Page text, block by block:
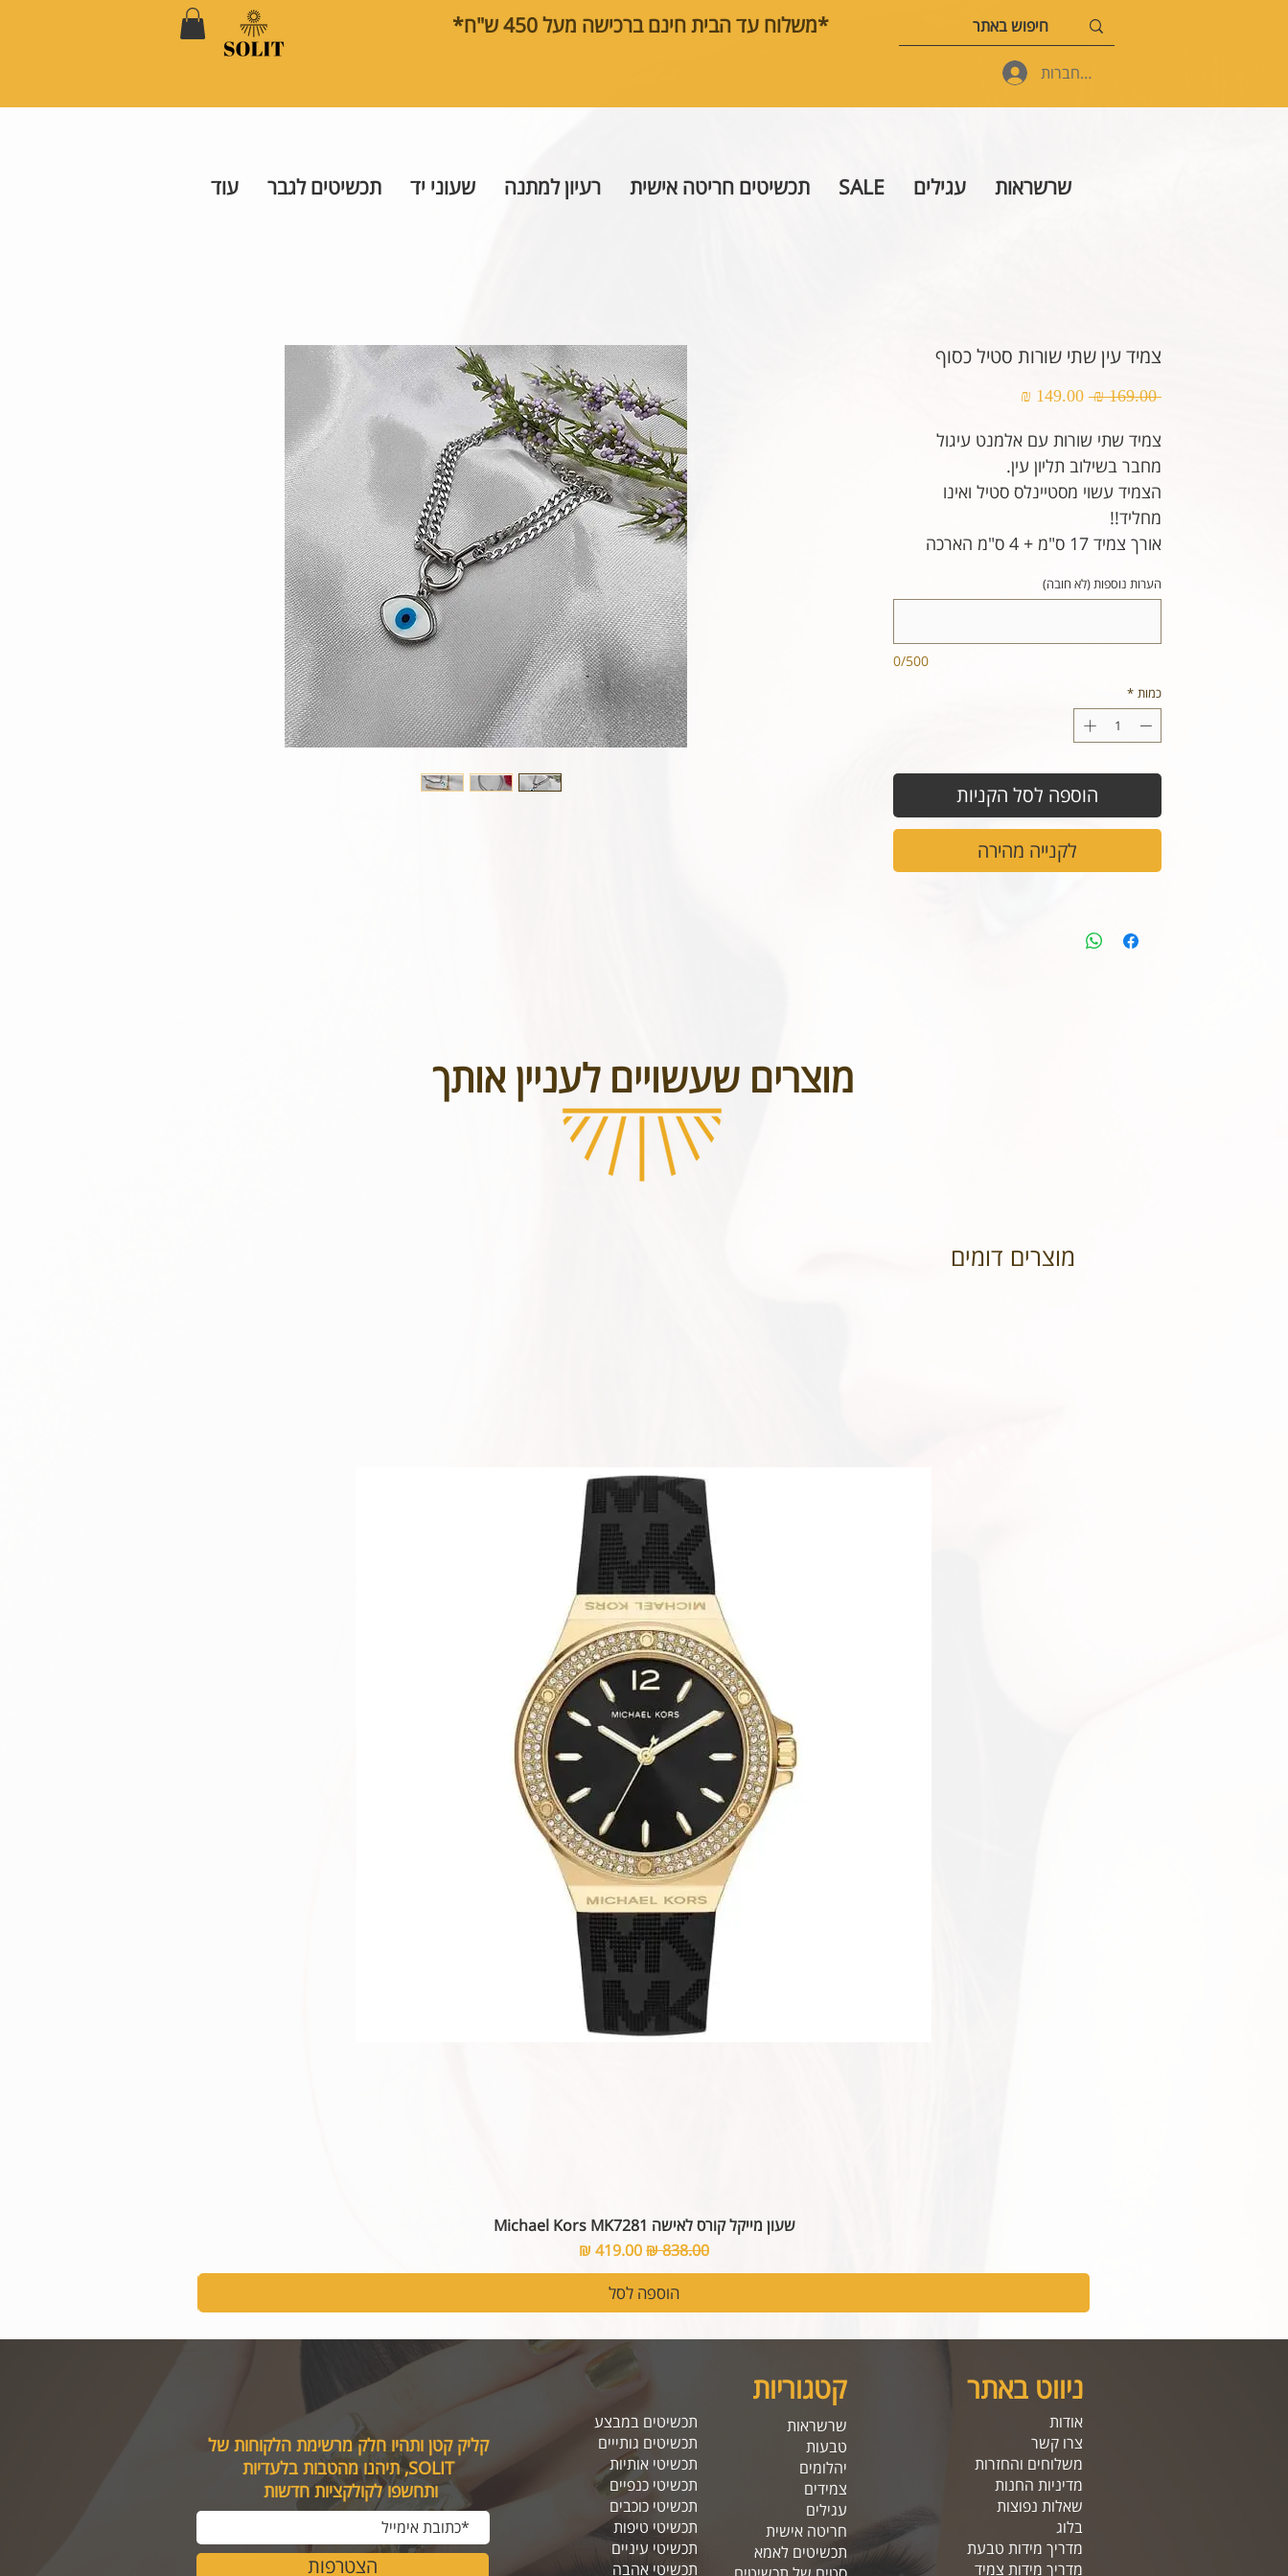
*משלוח עד הבית חינם ברכישה מעל 450 ש"ח*
להתחברות
שרשראות עגילים SALE תכשיטים חריטה אישית רעיון למתנה שעוני יד תכשיטים לגבר עוד
צמיד עין שתי שורות סטיל כסוף
‏169.00 ‏₪
מחיר
צמיד שתי שורות עם אלמנט עיגול
מחבר בשילוב תליון עין.
הצמיד עשוי מסטיינלס סטיל ואינו
מחליד!!
אורך צמיד 17 ס"מ + 4 ס"מ הארכה
הערות נוספות (לא חובה)
0/500
כמות *
הוספה לסל הקניות
לקנייה מהירה
מוצרים שעשויים לעניין אותך
מוצרים דומים
שעון מייקל קורס לאישה Michael Kors MK7281
מחיר רגיל מחיר מבצע
הוספה לסל
קטגוריות ניווט באתר
קליק קטן ותהיו חלק מרשימת הלקוחות של
SOLIT, תיהנו מהטבות בלעדיות
ותחשפו לקולקציות חדשות
הצטרפות
שרשראות
טבעות
יהלומים
צמידים
עגילים
חריטה אישית
תכשיטים לאמא
תכשיטים במבצע
תכשיטים גותייים
תכשיטי אותיות
תכשיטי כנפיים
תכשיטי כוכבים
תכשיטי טיפות
תכשיטי עיניים
תכשיטי אהבה
אודות
צרו קשר
משלוחים והחזרות
מדיניות החנות
שאלות נפוצות
בלוג
מדריך מידות טבעת
מדריך מידות צמיד